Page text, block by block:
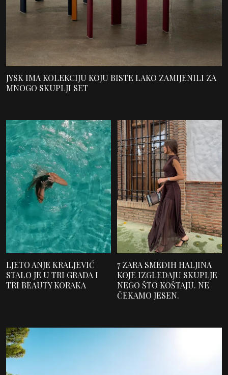
JYSK IMA KOLEKCIJU KOJU BISTE LAKO ZAMIJENILI ZA
MNOGO SKUPLJI SET
LJETO ANJE KRALJEVIĆ
STALO JE U TRI GRADA I
TRI BEAUTY KORAKA
7 ZARA SMEĐIH HALJINA
KOJE IZGLEDAJU SKUPLJE
NEGO ŠTO KOŠTAJU. NE
ČEKAMO JESEN.